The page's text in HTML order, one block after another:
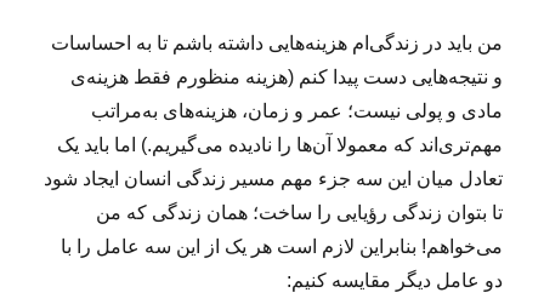
من باید در زندگی‌ام هزینه‌هایی داشته باشم تا به احساسات
و نتیجه‌هایی دست پیدا کنم (هزینه منظورم فقط هزینه‌ی
مادی و پولی نیست؛ عمر و زمان، هزینه‌های به‌مراتب
مهم‌تری‌اند که معمولا آن‌ها را نادیده می‌گیریم.) اما باید یک
تعادل میان این سه جزء مهم مسیر زندگی انسان ایجاد شود
تا بتوان زندگی رؤیایی را ساخت؛ همان زندگی که من
می‌خواهم! بنابراین لازم است هر یک از این سه عامل را با
دو عامل دیگر مقایسه کنیم: